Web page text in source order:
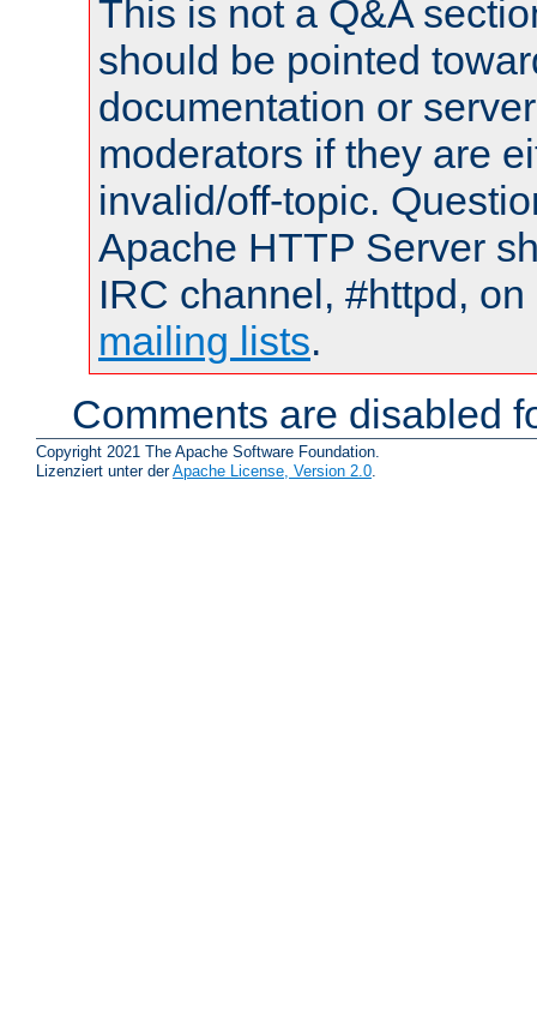
This is not a Q&A
should be pointed
documentation or
moderators if they are
invalid/off-topic.
Apache HTTP Server
IRC channel, #httpd,
mailing lists.
Comments are disabled
Copyright 2021 The Apache Software Foundation.
Lizenziert unter derApache License, Version 2.0.